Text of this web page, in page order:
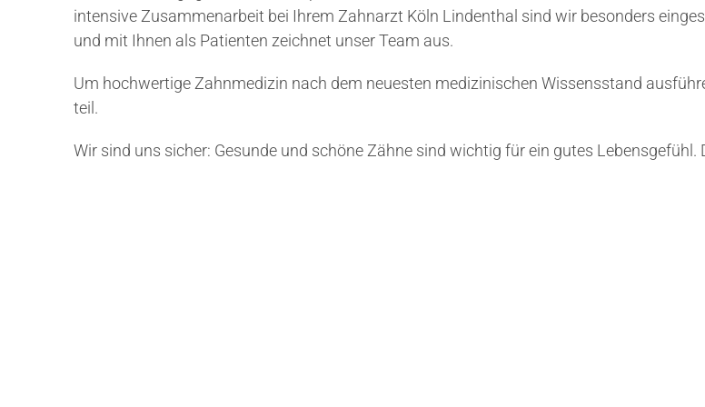
intensive Zusammenarbeit bei Ihrem Zahnarzt Köln Lindenthal sind wir besonders
und mit Ihnen als Patienten zeichnet unser Team aus.
Um hochwertige Zahnmedizin nach dem neuesten medizinischen Wissensstand
teil.
Wir sind uns sicher: Gesunde und schöne Zähne sind wichtig für ein gutes